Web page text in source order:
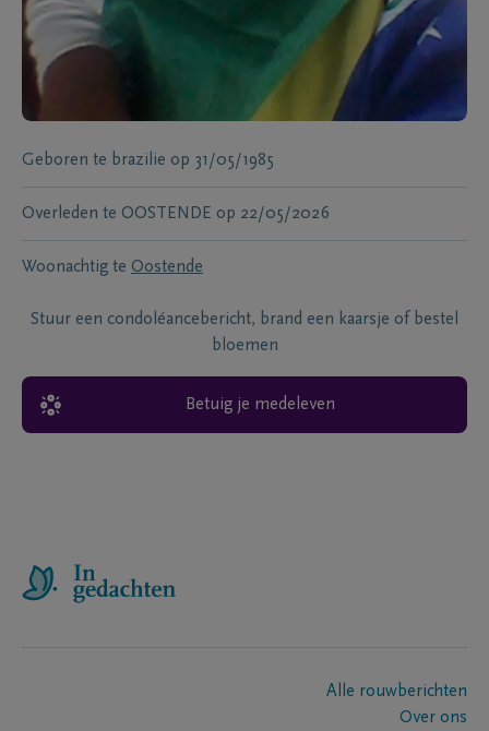
Geboren te brazilie op 31/05/1985
Overleden te OOSTENDE op 22/05/2026
Woonachtig te Oostende
Stuur een condoléancebericht, brand een kaarsje of bestel
bloemen
Betuig je medeleven
Alle rouwberichten
Over ons